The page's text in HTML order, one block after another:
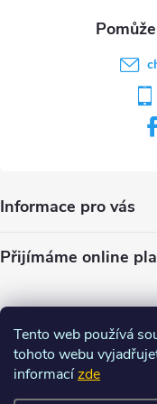
Tento web používá
tohoto webu
informacízde
Informace pro vás
Přijímáme online